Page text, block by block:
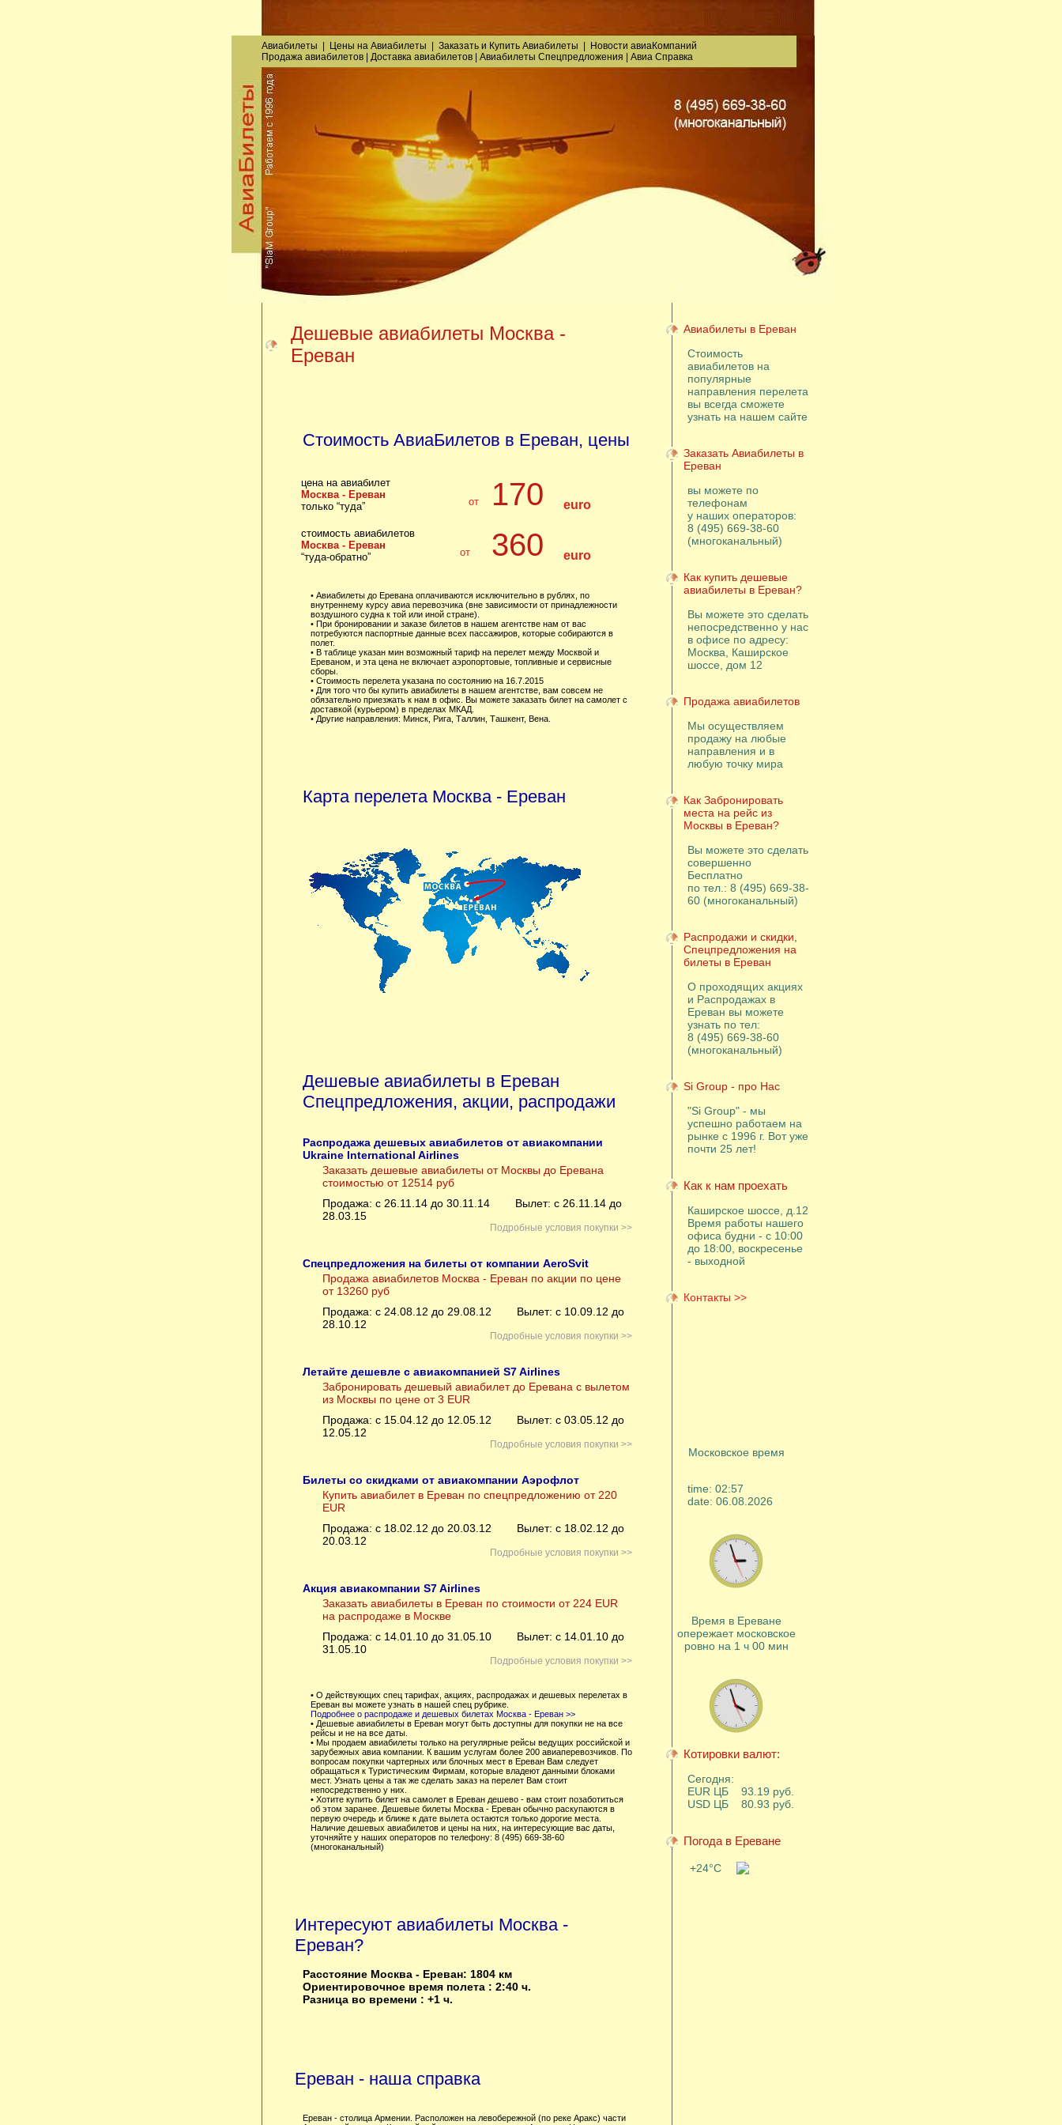
Авиабилеты Цены на Авиабилеты Заказатьи Купить Авиабилеты
Новости авиаКомпаний
Продажа авиабилетов| Доставка авиабилетов| Авиабилеты Спецпредложения Авиа Справка
Дешевые авиабилеты Москва -
Ереван
Стоимость АвиаБилетов в Ереван, цены
цена на авиабилет
Москва - Ереван
только “туда”
от 170 euro
стоимость авиабилетов
Москва - Ереван
“туда-обратно”
от 360 euro
• Авиабилеты до Еревана оплачиваются исключительно в рублях, по
внутреннему курсу авиа перевозчика (вне зависимости от принадлежности
воздушного судна к той или иной стране).
• При бронировании и заказе билетов в нашем агентстве нам от вас
потребуются паспортные данные всех пассажиров, которые собираются в
полет.
• В таблице указан мин возможный тариф на перелет между Москвой и
Ереваном, и эта цена не включает аэропортовые, топливные и сервисные
сборы.
• Стоимость перелета указана по состоянию на 16.7.2015
• Для того что бы купить авиабилеты в нашем агентстве, вам совсем не
обязательно приезжать к нам в офис. Вы можете заказать билет на самолет с
доставкой (курьером) в пределах МКАД.
• Другие направления: Минск, Рига, Таллин, Ташкент, Вена.
Карта перелета Москва - Ереван
Дешевые авиабилеты в Ереван
Спецпредложения, акции, распродажи
Распродажа дешевых авиабилетов от авиакомпании
Ukraine International Airlines
Заказать дешевые авиабилеты от Москвы до Еревана
стоимостью от 12514 руб
Продажа: с 26.11.14 до 30.11.14
Вылет: с 26.11.14 до
28.03.15
Подробные условия покупки >>
Спецпредложения на билеты от компании AeroSvit
Продажа авиабилетов Москва - Ереван по акции по цене
от 13260 руб
Продажа: с 24.08.12 до 29.08.12
Вылет: с 10.09.12 до
28.10.12
Подробные условия покупки >>
Летайте дешевле с авиакомпанией S7 Airlines
Забронировать дешевый авиабилет до Еревана с вылетом
из Москвы по цене от 3 EUR
Продажа: с 15.04.12 до 12.05.12
Вылет: с 03.05.12 до
12.05.12
Подробные условия покупки >>
Билеты со скидками от авиакомпании Аэрофлот
Купить авиабилет в Ереван по спецпредложению от 220
EUR
Продажа: с 18.02.12 до 20.03.12
Вылет: с 18.02.12 до
20.03.12
Подробные условия покупки >>
Акция авиакомпании S7 Airlines
Заказать авиабилеты в Ереван по стоимости от 224 EUR
на распродаже в Москве
Продажа: с 14.01.10 до 31.05.10
Вылет: с 14.01.10 до
31.05.10
Подробные условия покупки >>
• О действующих спец тарифах, акциях, распродажах и дешевых перелетах в
Ереван вы можете узнать в нашей спец рубрике.
Подробнее о распродаже и дешевых билетах Москва - Ереван >>
• Дешевые авиабилеты в Ереван могут быть доступны для покупки не на все
рейсы и не на все даты.
• Мы продаем авиабилеты только на регулярные рейсы ведущих российской и
зарубежных авиа компании. К вашим услугам более 200 авиаперевозчиков. По
вопросам покупки чартерных или блочных мест в Ереван Вам следует
обращаться к Туристическим Фирмам, которые владеют данными блоками
мест. Узнать цены а так же сделать заказ на перелет Вам стоит
непосредственно у них.
• Хотите купить билет на самолет в Ереван дешево - вам стоит позаботиться
об этом заранее. Дешевые билеты Москва - Ереван обычно раскупаются в
первую очередь и ближе к дате вылета остаются только дорогие места.
Наличие дешевых авиабилетов и цены на них, на интересующие вас даты,
уточняйте у наших операторов по телефону: 8 (495) 669-38-60
(многоканальный)
Интересуют авиабилеты Москва -
Ереван?
Расстояние Москва - Ереван: 1804 км
Ориентировочное время полета : 2:40 ч.
Разница во времени : +1 ч.
Ереван - наша справка
Ереван - столица Армении. Расположен на левобережной (по реке Аракс) части
Авиабилеты в Ереван
Стоимость
авиабилетов на
популярные
направления перелета
вы всегда сможете
узнать на нашем сайте
Заказать Авиабилеты в
Ереван
вы можете по
телефонам
у наших операторов:
8 (495) 669-38-60
(многоканальный)
Как купить дешевые
авиабилеты в Ереван?
Вы можете это сделать
непосредственно у нас
в офисе по адресу:
Москва, Каширское
шоссе, дом 12
Продажа авиабилетов
Мы осуществляем
продажу на любые
направления и в
любую точку мира
Как Забронировать
места на рейс из
Москвы в Ереван?
Вы можете это сделать
совершенно
Бесплатно
по тел.: 8 (495) 669-38-
60 (многоканальный)
Распродажи и скидки,
Спецпредложения на
билеты в Ереван
О проходящих акциях
и Распродажах в
Ереван вы можете
узнать по тел:
8 (495) 669-38-60
(многоканальный)
Si Group - про Нас
"Si Group" - мы
успешно работаем на
рынке с 1996 г. Вот уже
почти 25 лет!
Как к нам проехать
Каширское шоссе, д.12
Время работы нашего
офиса будни - с 10:00
до 18:00, воскресенье
- выходной
Контакты >>
Московское время
time: 02:57
date: 06 08 2026
Время в Ереване
опережает московское
ровно на 1 ч 00 мин
Котировки валют:
Сегодня:
EUR ЦБ 93.19 руб.
USD ЦБ 80.93 руб.
Погода в Ереване
+24°C